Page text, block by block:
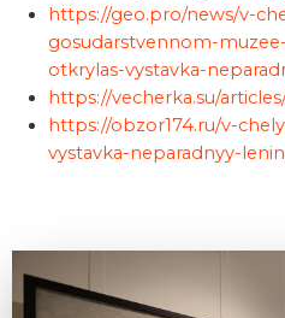
https://geo.pro/news/v-
gosudarstvennom-
otkrylas-vystavka-
https://vecherka.su/
https://obzor174.ru/v-
vystavka-neparadnyy-